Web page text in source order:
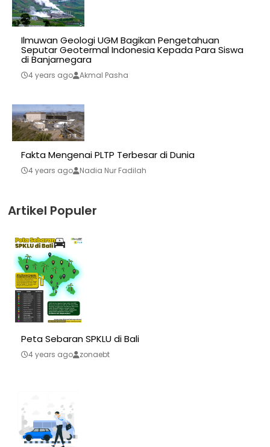
Ilmuwan Geologi UGM Bagikan Pengetahuan
Seputar Geotermal Indonesia Kepada Para Siswa
di Banjarnegara
4 years ago Akmal Pasha
Fakta Mengenai PLTP Terbesar di Dunia
4 years ago Nadia Nur Fadilah
Artikel Populer
Peta Sebaran SPKLU di Bali
4 years ago zonaebt